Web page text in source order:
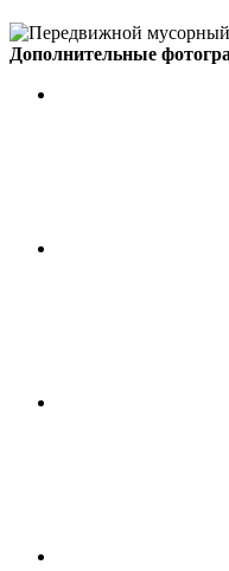
Дополнительные